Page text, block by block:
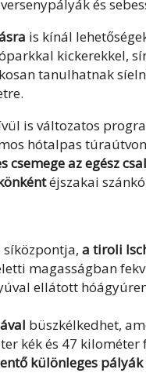
és
is kínál
kickerekkel,
tanulhatnak
is változatos
hótalpas
az egész
éjszakai
a tiroli
magasságban
ellátott
büszkélkedhet,
kék és 47 kilométer
különleges pályák